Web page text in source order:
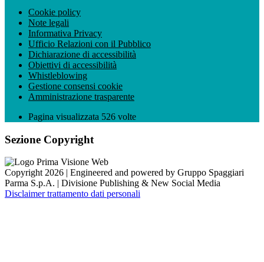
Cookie policy
Note legali
Informativa Privacy
Ufficio Relazioni con il Pubblico
Dichiarazione di accessibilità
Obiettivi di accessibilità
Whistleblowing
Gestione consensi cookie
Amministrazione trasparente
Pagina visualizzata 526 volte
Sezione Copyright
Copyright 2026 | Engineered and powered by Gruppo Spaggiari
Parma S.p.A. | Divisione Publishing & New Social Media
Disclaimer trattamento dati personali